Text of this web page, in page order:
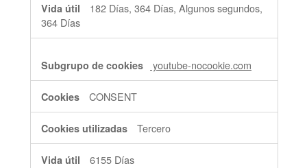
182 Días, 364 Días, Algunos segundos,
364 Días
youtube-nocookie.com
CONSENT
Tercero
6155 Días